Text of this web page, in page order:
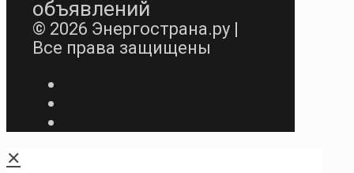
объявлений
© 2026 Энергострана.ру |
Все права защищены
✕